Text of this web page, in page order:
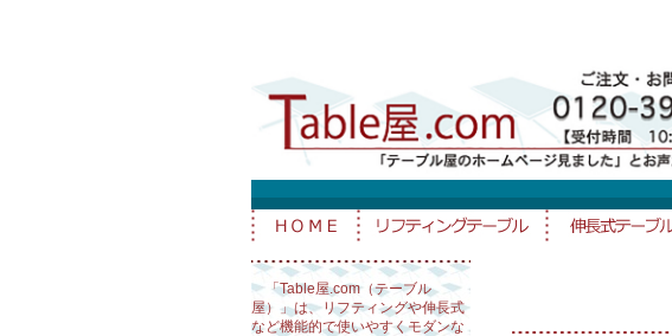
「Table屋.com（テーブル
屋）」は、リフティングや伸長式
など機能的で使いやすくモダンな